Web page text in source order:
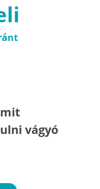
vágyó